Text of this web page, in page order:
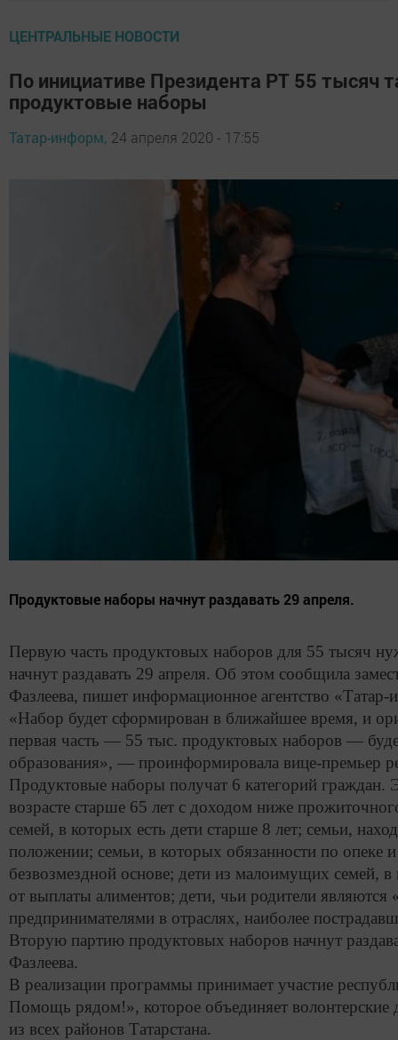
ЦЕНТРАЛЬНЫЕ НОВОСТИ
По инициативе Президента РТ 55 тысяч
продуктовые наборы
Татар-информ, 24 апреля 2020 - 17:55
Продуктовые наборы начнут раздавать 29 апреля.
Первую часть продуктовых наборов для 55 тысяч
начнут раздавать 29 апреля. Об этом сообщила
Фазлеева, пишет информационное агентство
«Набор будет сформирован в ближайшее время, и
первая часть — 55 тыс. продуктовых наборов —
образования», — проинформировала вице-премьер
Продуктовые наборы получат 6 категорий
возрасте старше 65 лет с доходом ниже
семей, в которых есть дети старше 8 лет; семьи,
положении; семьи, в которых обязанности по опеке
безвозмездной основе; дети из малоимущих семей,
от выплаты алиментов; дети, чьи родители
предпринимателями в отраслях, наиболее
Вторую партию продуктовых наборов начнут
Фазлеева.
В реализации программы принимает участие
Помощь рядом!», которое объединяет волонтерские
из всех районов Татарстана.